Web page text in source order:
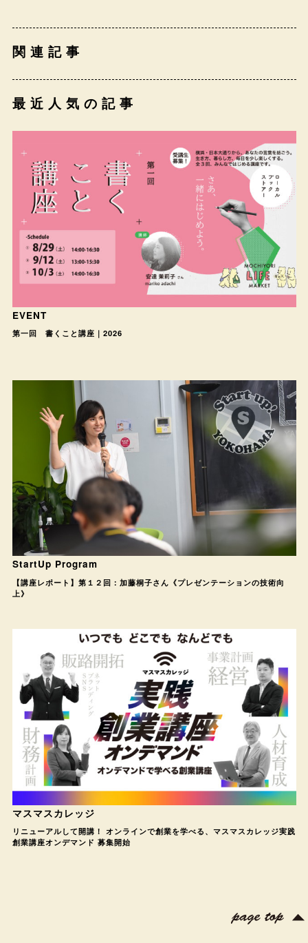
関連記事
最近人気の記事
EVENT
第一回 書くこと講座｜2026
StartUp Program
【講座レポート】第１２回：加藤桐子さん《プレゼンテーションの技術向
上》
マスマスカレッジ
リニューアルして開講！ オンラインで創業を学べる、マスマスカレッジ実践
創業講座オンデマンド 募集開始